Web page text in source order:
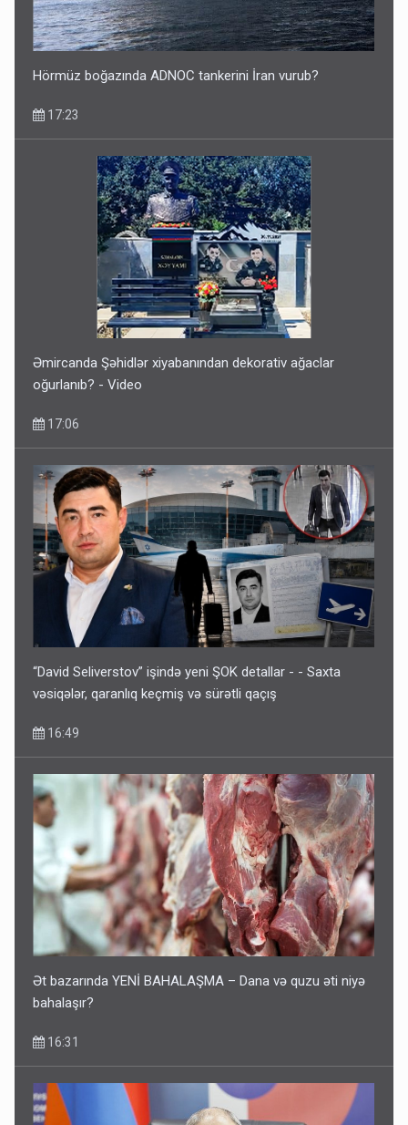
Hörmüz boğazında ADNOC tankerini İran vurub?
17:23
Əmircanda Şəhidlər xiyabanından dekorativ ağaclar
oğurlanıb? - Video
17:06
“David Seliverstov” işində yeni ŞOK detallar - - Saxta
vəsiqələr, qaranlıq keçmiş və sürətli qaçış
16:49
Ət bazarında YENİ BAHALAŞMA – Dana və quzu əti niyə
bahalaşır?
16:31